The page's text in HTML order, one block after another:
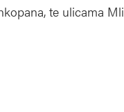
te ulicama